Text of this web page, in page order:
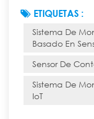
lujo. Los
agua,
redes de
inteligencia
ETIQUETAS :
Sistema De
Basado En
Sensor De
Sistema De
IoT